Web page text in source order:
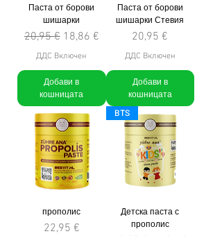
Паста от борови
шишарки
Редовна цена
20,95 € Продажна цена
18,86 €
ДДС Включен
Добави в
кошницата
Паста от борови
шишарки Стевия
Цена
20,95 €
ДДС Включен
Добави в
кошницата
прополис
Цена
22,95 €
BTS
Детска паста с
прополис